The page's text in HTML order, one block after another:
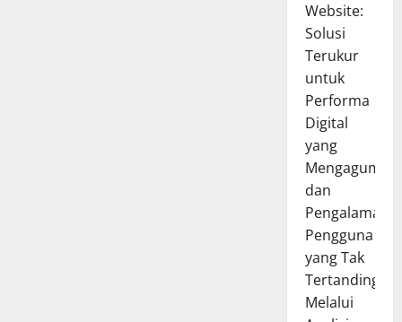
Website:
Solusi
Terukur
untuk
Performa
Digital
yang
dan
Pengalaman
Pengguna
yang Tak
Tertandingi
Melalui